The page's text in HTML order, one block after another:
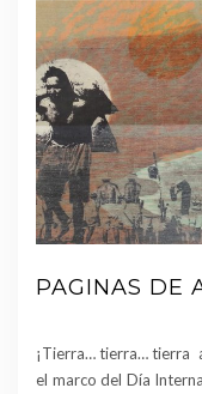
PAGINAS DE
¡Tierra… tierra… tierra
el marco del Día